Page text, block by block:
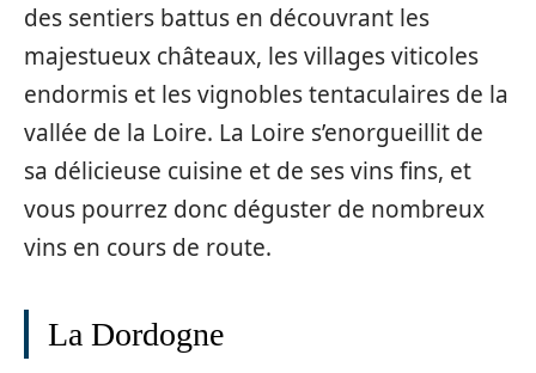
des sentiers battus en découvrant les
majestueux châteaux, les villages viticoles
endormis et les vignobles tentaculaires de la
vallée de la Loire. La Loire s’enorgueillit de
sa délicieuse cuisine et de ses vins fins, et
vous pourrez donc déguster de nombreux
vins en cours de route.
La Dordogne